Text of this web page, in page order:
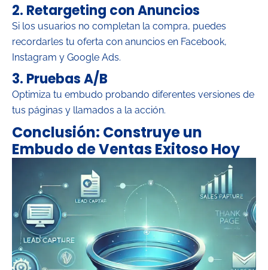
2. Retargeting con Anuncios
Si los usuarios no completan la compra, puedes
recordarles tu oferta con anuncios en Facebook,
Instagram y Google Ads.
3. Pruebas A/B
Optimiza tu embudo probando diferentes versiones de
tus páginas y llamados a la acción.
Conclusión: Construye un
Embudo de Ventas Exitoso Hoy